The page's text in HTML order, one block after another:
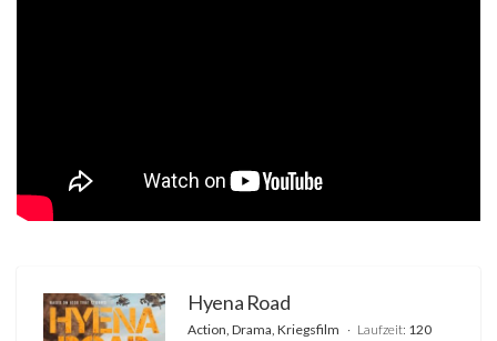
Hyena Road
Action, Drama, Kriegsfilm Laufzeit: 120